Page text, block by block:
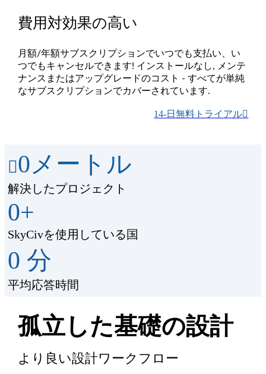
費用対効果の高い
月額/年額サブスクリプションでいつでも支払い、い
つでもキャンセルできます! インストールなし, メンテ
ナンスまたはアップグレードのコスト - すべてが単純
なサブスクリプションでカバーされています.
14-日無料トライアル
0メートル
解決したプロジェクト
0+
SkyCivを使用している国
0 分
平均応答時間
孤立した基礎の設計
より良い設計ワークフロー